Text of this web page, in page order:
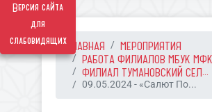
Версия сайта
для
слабовидящихГЛАВНАЯ
МЕРОПРИЯТИЯ
РАБОТА ФИЛИАЛОВ МБУК
ФИЛИАЛ ТУМАНОВСКИЙ СЕЛ...
09.05.2024 - «Салют По...